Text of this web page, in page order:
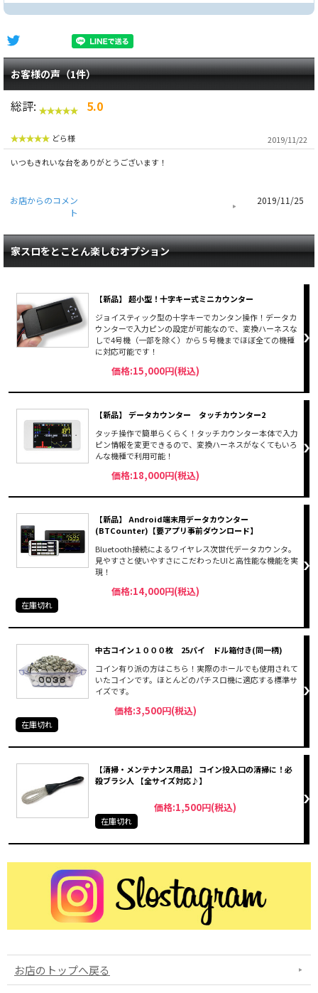
お客様の声（1件）
総評: 5.0
どら様
2019/11/22
いつもきれいな台をありがとうございます！
お店からのコメン
ト
2019/11/25
家スロをとことん楽しむオプション
【新品】 超小型！十字キー式ミニカウンター
ジョイスティック型の十字キーでカンタン操作！データカ
ウンターで入力ピンの設定が可能なので、変換ハーネスな
しで4号機（一部を除く）から５号機までほぼ全ての機種
に対応可能です！
価格:15,000円(税込)
【新品】 データカウンター タッチカウンター2
タッチ操作で簡単らくらく！タッチカウンター本体で入力
ピン情報を変更できるので、変換ハーネスがなくてもいろ
んな機種で利用可能！
価格:18,000円(税込)
【新品】 Android端末用データカウンター
(BTCounter)【要アプリ事前ダウンロード】
Bluetooth接続によるワイヤレス次世代データカウンタ。
見やすさと使いやすさにこだわったUIと高性能な機能を実
現！
価格:14,000円(税込)
在庫切れ
中古コイン１０００枚 25パイ ドル箱付き(同一柄)
コイン有り派の方はこちら！実際のホールでも使用されて
いたコインです。ほとんどのパチスロ機に適応する標準サ
イズです。
価格:3,500円(税込)
在庫切れ
【清掃・メンテナンス用品】 コイン投入口の清掃に！必
殺ブラシ人 【全サイズ対応♪】
価格:1,500円(税込)
在庫切れ
お店のトップへ戻る